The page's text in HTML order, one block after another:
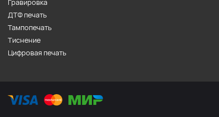
Гравировка
ДТФ печать
Тампопечать
Тиснение
Цифровая печать